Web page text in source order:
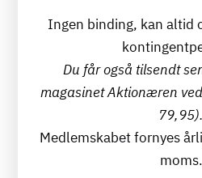
Ingen binding, kan altid
Du får også tilsendt
magasinet Aktionæren
79,95).
Medlemskabet fornyes
moms.